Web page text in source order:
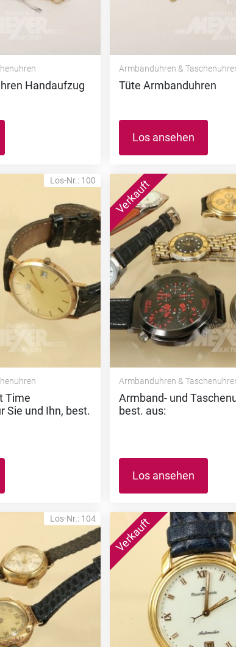
Handaufzug
Armbanduhren &
Tüte Armbanduhren
Los ansehen
Los-Nr.: 100
Time
Sie und Ihn, best.
Armbanduhren &
Armband- und
best. aus:
Los ansehen
Los-Nr.: 104